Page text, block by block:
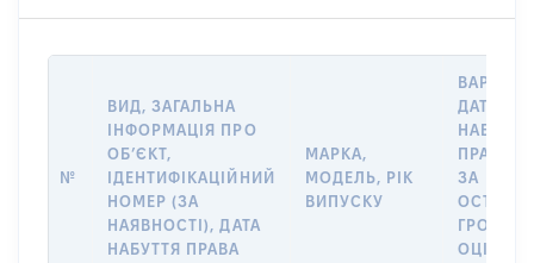
№
ВИД, ЗАГАЛЬНА
ІНФОРМАЦІЯ ПРО
ОБʼЄКТ,
ІДЕНТИФІКАЦІЙНИЙ
НОМЕР (ЗА
НАЯВНОСТІ), ДАТА
НАБУТТЯ ПРАВА
МАРКА,
МОДЕЛЬ, РІК
ВИПУСКУ
ДАТУ
НАБУТТЯ
ПРАВА
ЗА